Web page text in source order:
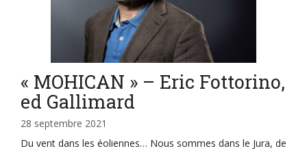
« MOHICAN » – Eric Fottorino,
ed Gallimard
28 septembre 2021
Du vent dans les éoliennes… Nous sommes dans le Jura, de